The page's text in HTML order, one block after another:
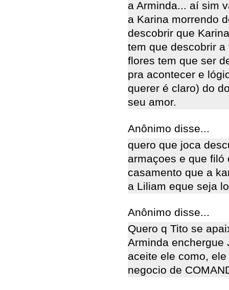
a Arminda... aí sim
a Karina morrendo
descobrir que
tem que descobrir
flores tem que ser
pra acontecer e
querer é claro) do
seu amor.
Anônimo disse...
quero que joca
armaçoes e que
casamento que a
a Liliam eque seja
Anônimo disse...
Quero q Tito se
Arminda enchergue
aceite ele como,
negocio de